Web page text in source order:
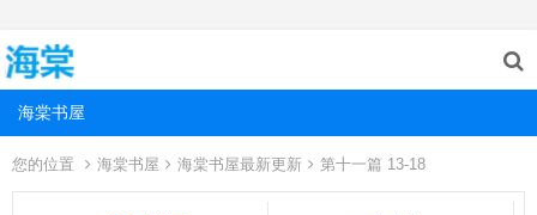
海棠书屋
您的位置 海棠书屋 海棠书屋最新更新 第十一篇 13-18